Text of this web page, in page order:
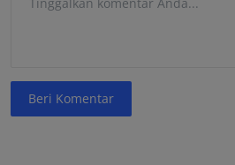
Beri Komentar